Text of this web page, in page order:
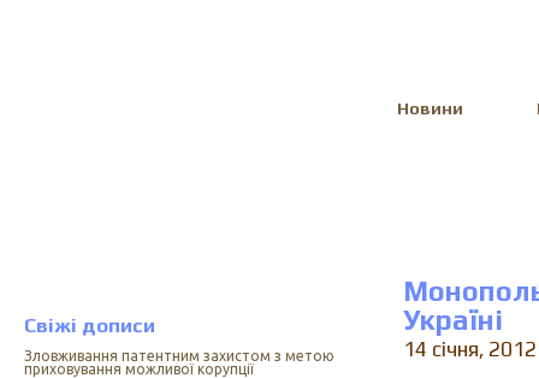
Новини
Свіжі дописи
Зловживання патентним захистом з метою
приховування можливої корупції
Україні
14 січня, 2012